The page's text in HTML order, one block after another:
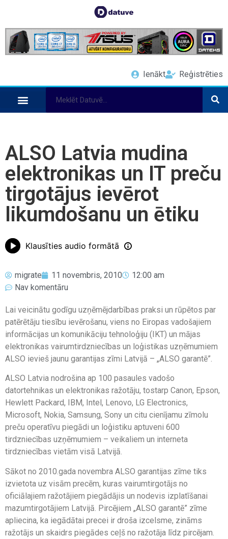
Ienākt Reģistrēties
ALSO Latvia mudina
elektronikas un IT preču
tirgotājus ievērot
likumdošanu un ētiku
Klausīties audio formātā
migrate 11 novembris, 2010
12:00 am
Nav komentāru
Lai veicinātu godīgu uzņēmējdarbības praksi un rūpētos par
patērētāju tiesību ievērošanu, viens no Eiropas vadošajiem
informācijas un komunikāciju tehnoloģiju (IKT) un mājas
elektronikas vairumtirdzniecības un loģistikas uzņēmumiem
ALSO ievieš jaunu garantijas zīmi Latvijā – „ALSO garantē”.
ALSO Latvia nodrošina ap 100 pasaules vadošo
datortehnikas un elektronikas ražotāju, tostarp Canon, Epson,
Hewlett Packard, IBM, Intel, Lenovo, LG Electronics,
Microsoft, Nokia, Samsung, Sony un citu cienījamu zīmolu
preču operatīvu piegādi un loģistiku aptuveni 600
tirdzniecības uzņēmumiem – veikaliem un interneta
tirdzniecības vietām visā Latvijā.
Sākot no 2010.gada novembra ALSO garantijas zīme tiks
izvietota uz visām precēm, kuras vairumtirgotājs no
oficiālajiem ražotājiem piegādājis un nodevis izplatīšanai
mazumtirgotājiem Latvijā. Pircējiem „ALSO garantē” zīme
apliecina, ka iegādātai precei ir droša izcelsme, zināms
ražotājs un skaidrs piegādes ceļš no ražotāja līdz pircējam.